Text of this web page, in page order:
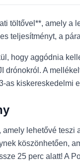
töltővel**, amely
teljesítményt, a
hogy aggódnia
A
lehetővé
köszönhetően,
25 perc alatt! A